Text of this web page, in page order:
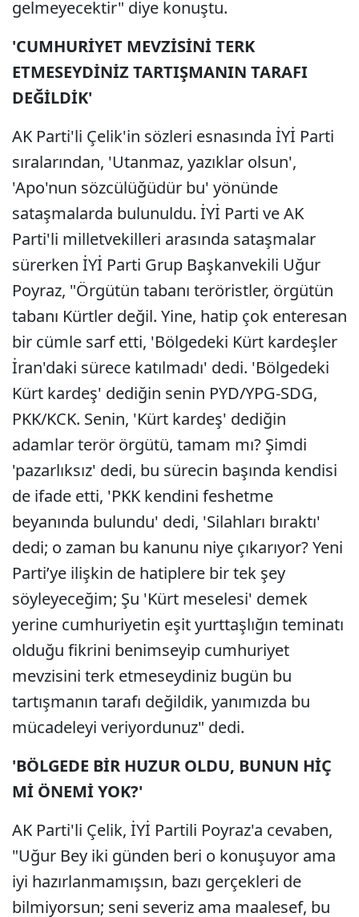
gelmeyecektir" diye konuştu.
'CUMHURİYET MEVZİSİNİ TERK
ETMESEYDİNİZ TARTIŞMANIN TARAFI
DEĞİLDİK'
AK Parti'li Çelik'in sözleri esnasında İYİ Parti
sıralarından, 'Utanmaz, yazıklar olsun',
'Apo'nun sözcülüğüdür bu' yönünde
sataşmalarda bulunuldu. İYİ Parti ve AK
Parti'li milletvekilleri arasında sataşmalar
sürerken İYİ Parti Grup Başkanvekili Uğur
Poyraz, "Örgütün tabanı teröristler, örgütün
tabanı Kürtler değil. Yine, hatip çok enteresan
bir cümle sarf etti, 'Bölgedeki Kürt kardeşler
İran'daki sürece katılmadı' dedi. 'Bölgedeki
Kürt kardeş' dediğin senin PYD/YPG-SDG,
PKK/KCK. Senin, 'Kürt kardeş' dediğin
adamlar terör örgütü, tamam mı? Şimdi
'pazarlıksız' dedi, bu sürecin başında kendisi
de ifade etti, 'PKK kendini feshetme
beyanında bulundu' dedi, 'Silahları bıraktı'
dedi; o zaman bu kanunu niye çıkarıyor? Yeni
Parti’ye ilişkin de hatiplere bir tek şey
söyleyeceğim; Şu 'Kürt meselesi' demek
yerine cumhuriyetin eşit yurttaşlığın teminatı
olduğu fikrini benimseyip cumhuriyet
mevzisini terk etmeseydiniz bugün bu
tartışmanın tarafı değildik, yanımızda bu
mücadeleyi veriyordunuz" dedi.
'BÖLGEDE BİR HUZUR OLDU, BUNUN HİÇ
Mİ ÖNEMİ YOK?'
AK Parti'li Çelik, İYİ Partili Poyraz'a cevaben,
"Uğur Bey iki günden beri o konuşuyor ama
iyi hazırlanmamışsın, bazı gerçekleri de
bilmiyorsun; seni severiz ama maalesef, bu